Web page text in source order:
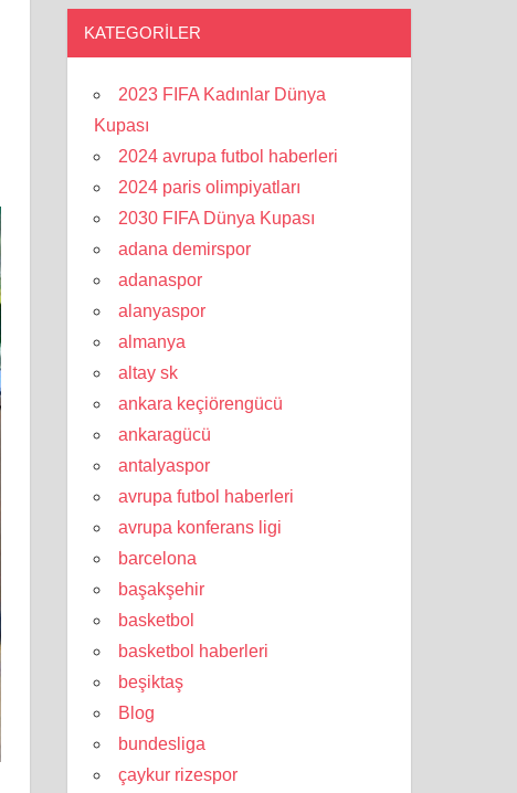
KATEGORILER
2023 FIFA Kadınlar Dünya
Kupası
2024 avrupa futbol haberleri
2024 paris olimpiyatları
2030 FIFA Dünya Kupası
adana demirspor
adanaspor
alanyaspor
almanya
altay sk
ankara keçiörengücü
ankaragücü
antalyaspor
avrupa futbol haberleri
avrupa konferans ligi
barcelona
başakşehir
basketbol
basketbol haberleri
beşiktaş
Blog
bundesliga
çaykur rizespor